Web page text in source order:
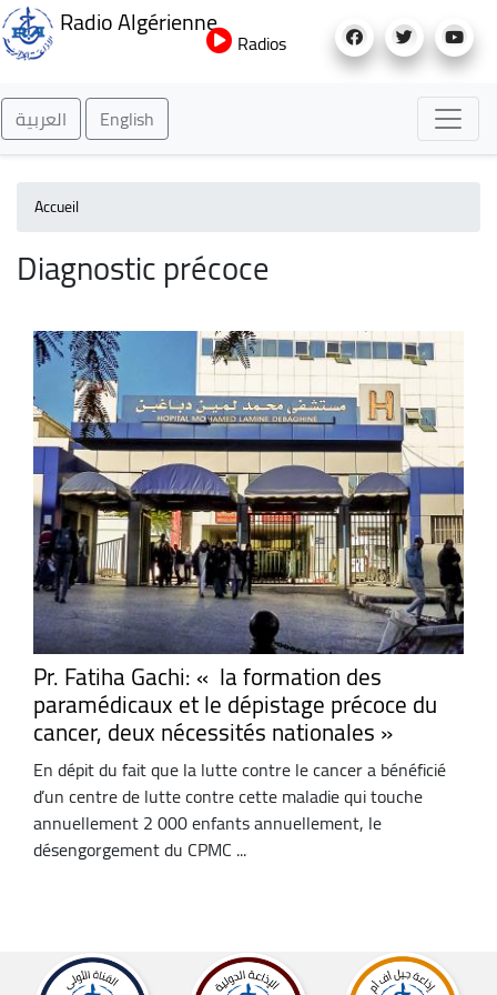
au
Radio Algérienne
Radios
العربية English
Accueil
Diagnostic précoce
Pr. Fatiha Gachi: « la formation des
paramédicaux et le dépistage précoce du
cancer, deux nécessités nationales »
En dépit du fait que la lutte contre le cancer a bénéficié
d’un centre de lutte contre cette maladie qui touche
annuellement 2 000 enfants annuellement, le
désengorgement du CPMC ...